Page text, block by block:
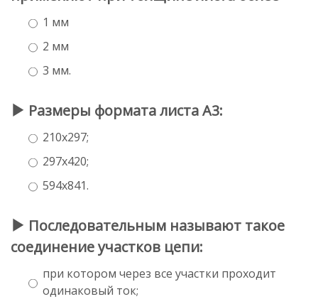
1 мм
2 мм
3 мм.
Размеры формата листа А3:
210x297;
297x420;
594x841.
Последовательным называют такое
соединение участков цепи:
при котором через все участки проходит
одинаковый ток;